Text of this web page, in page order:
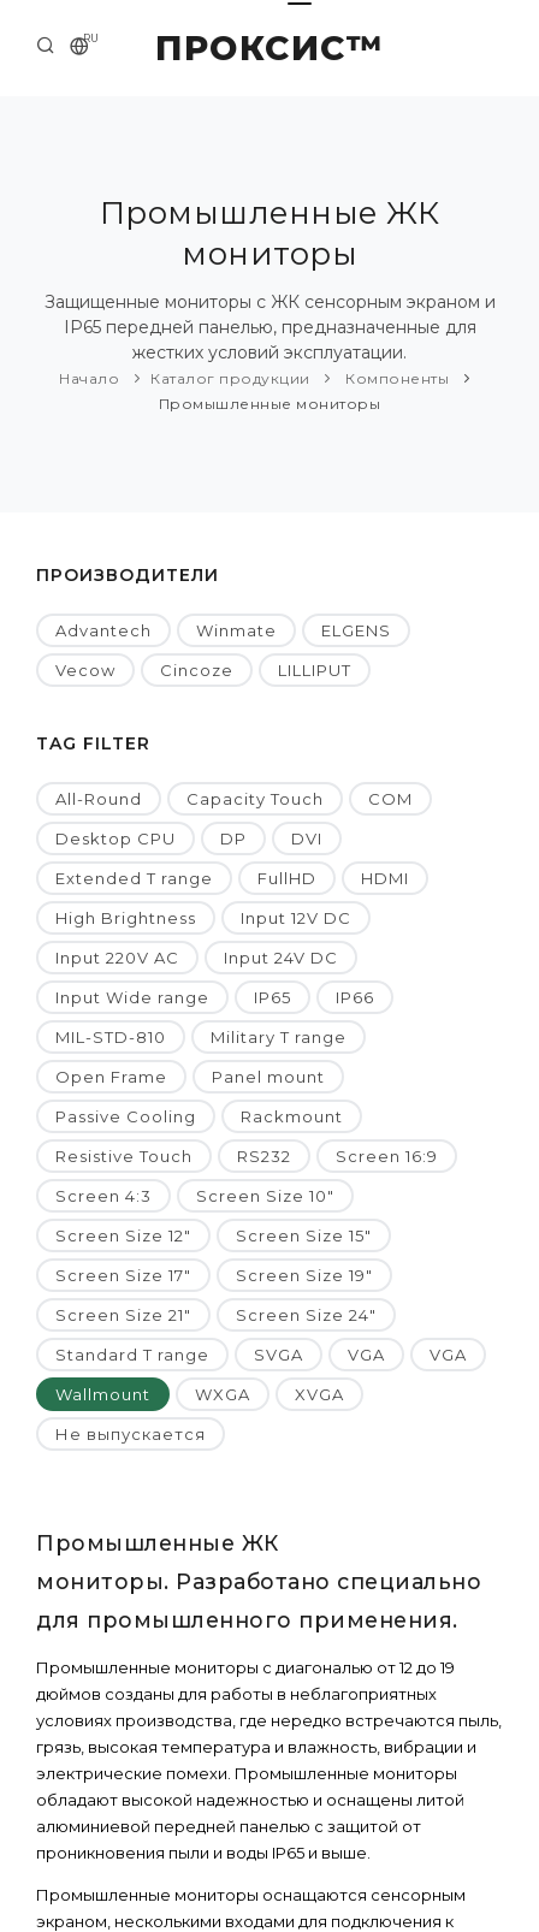
ПРОКСИС™
RU
О КОМПАНИИ
ПРИМЕРЫ И РЕШЕНИЯ
КАТАЛОГ ПРОДУКЦИИ
ПРЕСС-ЦЕНТР
Промышленные ЖК
мониторы
Защищенные мониторы с ЖК сенсорным экраном и
IP65 передней панелью, предназначенные для
жестких условий эксплуатации.
Начало Каталог продукции
Компоненты
Промышленные мониторы
ПРОИЗВОДИТЕЛИ
Advantech Winmate ELGENS
Vecow Cincoze LILLIPUT
TAG FILTER
All-Round Capacity Touch COM
Desktop CPU DP DVI
Extended T range FullHD HDMI
High Brightness Input 12V DC
Input 220V AC Input 24V DC
Input Wide range IP65 IP66
MIL-STD-810 Military T range
Open Frame Panel mount
Passive Cooling Rackmount
Resistive Touch RS232 Screen 16:9
Screen 4:3 Screen Size 10"
Screen Size 12" Screen Size 15"
Screen Size 17" Screen Size 19"
Screen Size 21" Screen Size 24"
Standard T range SVGA VGA VGA
Wallmount WXGA XVGA
Не выпускается
Промышленные ЖК
мониторы. Разработано специально
для промышленного применения.
Промышленные мониторы с диагональю от 12 до 19
дюймов созданы для работы в неблагоприятных
условиях производства, где нередко встречаются пыль,
грязь, высокая температура и влажность, вибрации и
электрические помехи. Промышленные мониторы
обладают высокой надежностью и оснащены литой
алюминиевой передней панелью с защитой от
проникновения пыли и воды IP65 и выше.
Промышленные мониторы оснащаются сенсорным
экраном, несколькими входами для подключения к